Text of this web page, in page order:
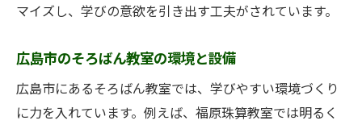
マイズし、学びの意欲を引き出す工夫がされています。
広島市のそろばん教室の環境と設備
広島市にあるそろばん教室では、学びやすい環境づくり
に力を入れています。例えば、福原珠算教室では明るく